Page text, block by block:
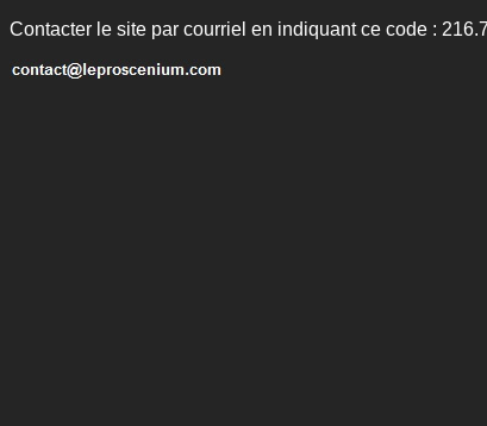
Contacter le site par courriel en indiquant ce code :